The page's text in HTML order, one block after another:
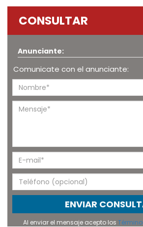
CONSULTAR
Anunciante:
Comunicate con el anunciante:
ENVIAR
Al enviar el mensaje acepto los